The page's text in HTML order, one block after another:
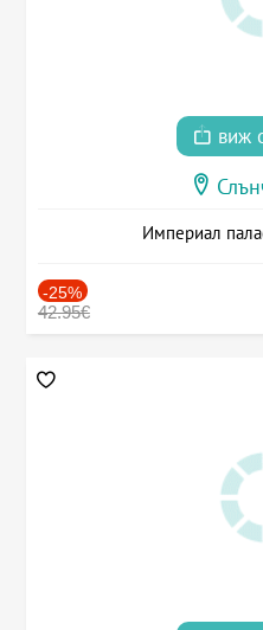
виж
Империал
-25%
42.95€